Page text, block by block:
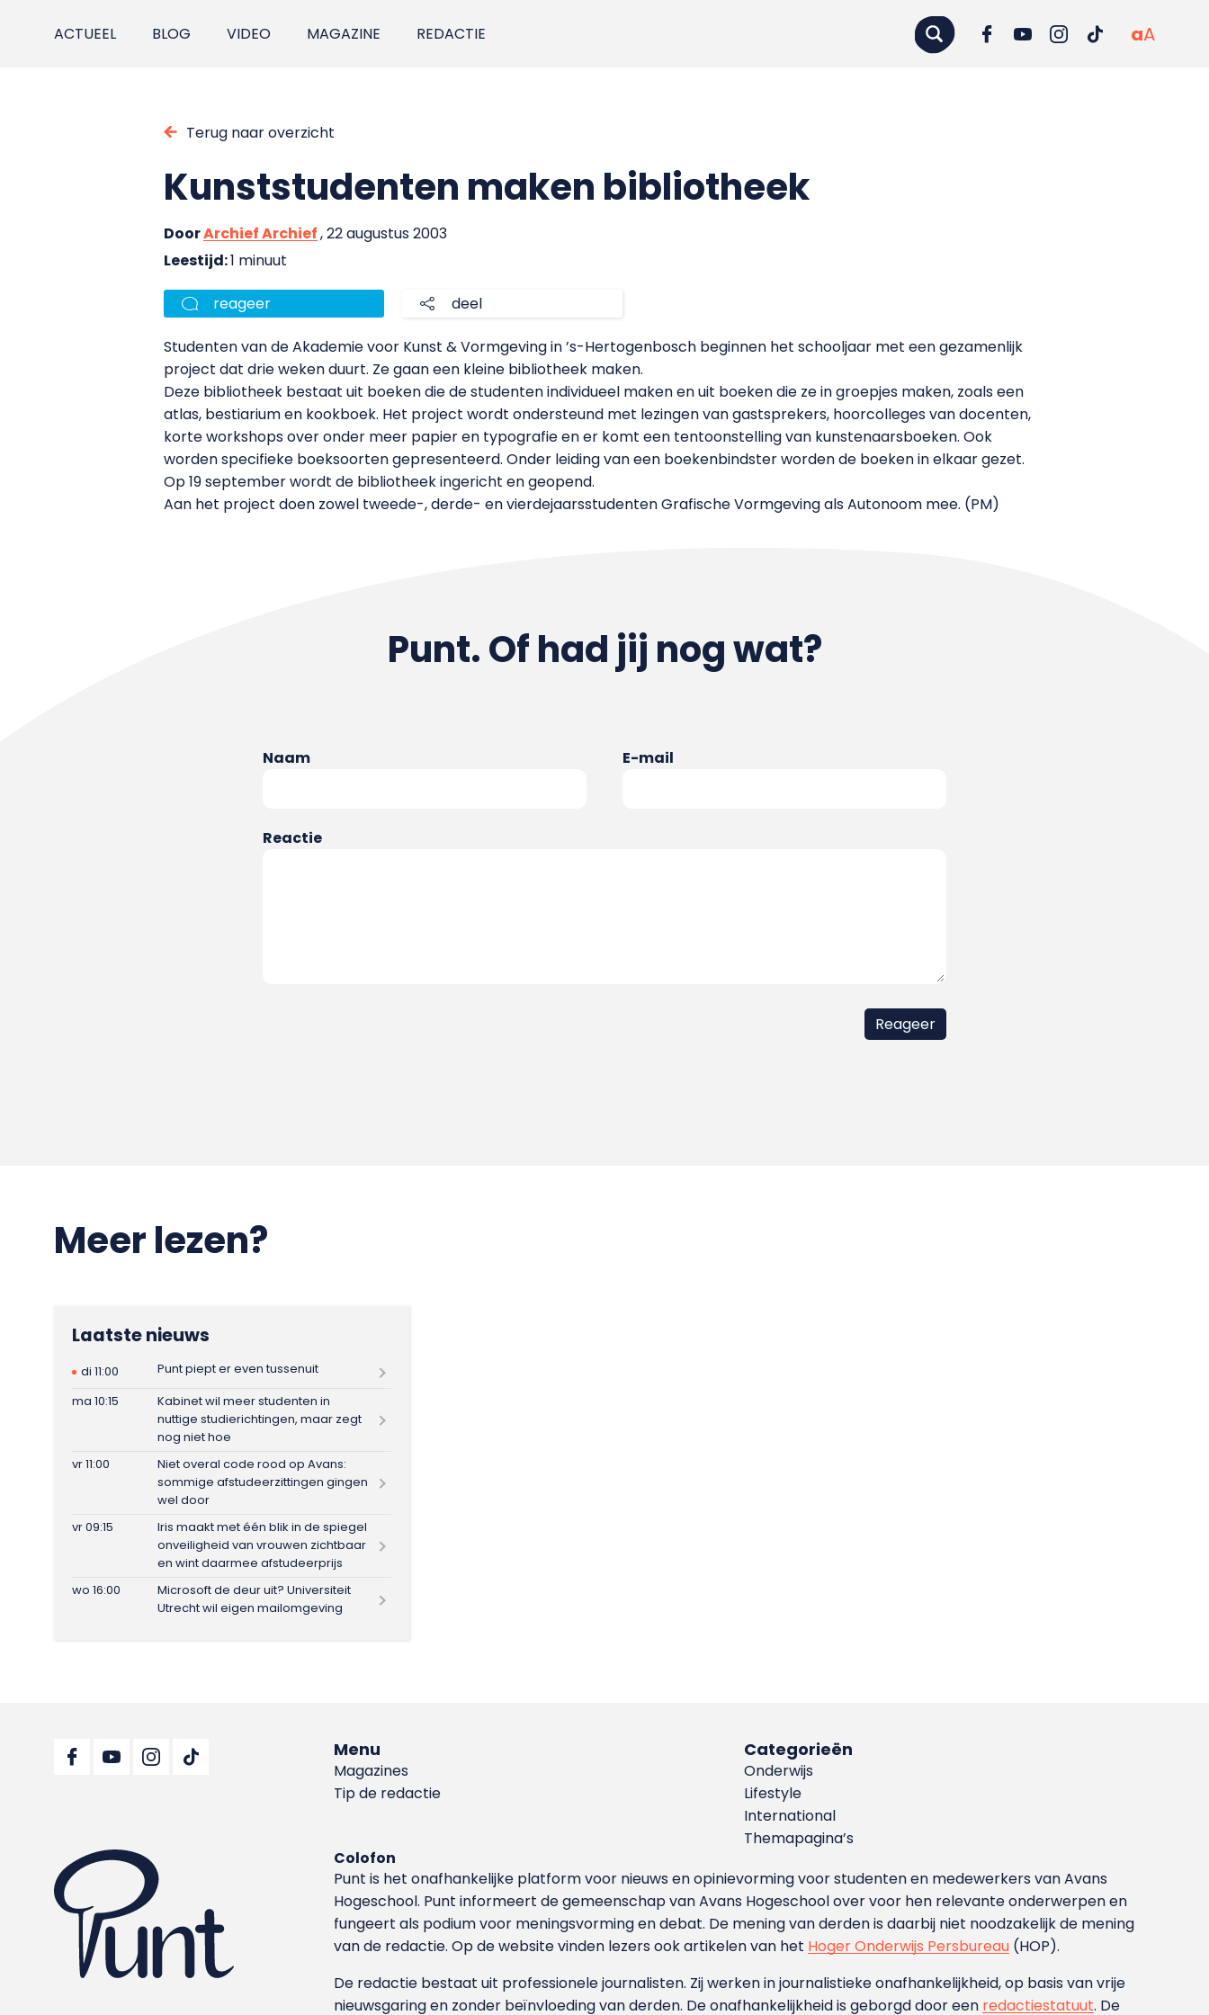
ACTUEEL BLOG VIDEO MAGAZINE REDACTIE aA
Terug naar overzicht
Kunststudenten maken bibliotheek
DoorArchief Archief, 22 augustus 2003
Leestijd:1 minuut
reageer deel
Studenten van de Akademie voor Kunst & Vormgeving in ’s-Hertogenbosch beginnen het schooljaar met een gezamenlijk
project dat drie weken duurt. Ze gaan een kleine bibliotheek maken.
Deze bibliotheek bestaat uit boeken die de studenten individueel maken en uit boeken die ze in groepjes maken, zoals een
atlas, bestiarium en kookboek. Het project wordt ondersteund met lezingen van gastsprekers, hoorcolleges van docenten,
korte workshops over onder meer papier en typografie en er komt een tentoonstelling van kunstenaarsboeken. Ook
worden specifieke boeksoorten gepresenteerd. Onder leiding van een boekenbindster worden de boeken in elkaar gezet.
Op 19 september wordt de bibliotheek ingericht en geopend.
Aan het project doen zowel tweede-, derde- en vierdejaarsstudenten Grafische Vormgeving als Autonoom mee. (PM)
Punt. Of had jij nog wat?
Naam E-mail
Reactie
Meer lezen?
Laatste nieuws
di 11:00
Punt piept er even tussenuit
ma 10:15
Kabinet wil meer studenten in
nuttige studierichtingen, maar zegt
nog niet hoe
vr 11:00
Niet overal code rood op Avans:
sommige afstudeerzittingen gingen
wel door
vr 09:15
Iris maakt met één blik in de spiegel
onveiligheid van vrouwen zichtbaar
en wint daarmee afstudeerprijs
wo 16:00
Microsoft de deur uit? Universiteit
Utrecht wil eigen mailomgeving
Menu
Magazines
Tip de redactie
Categorieën
Onderwijs
Lifestyle
International
Themapagina’s
Colofon
Punt is het onafhankelijke platform voor nieuws en opinievorming voor studenten en medewerkers van Avans
Hoge­school. Punt informeert de gemeenschap van Avans Hogeschool over voor hen relevante onderwerpen en
fungeert als podium voor meningsvorming en debat. De mening van derden is daarbij niet noodzakelijk de mening
van de redactie. Op de website vinden lezers ook artikelen van het Hoger Onderwijs Persbureau (HOP).
De redactie bestaat uit professionele journalisten. Zij werken in journalistieke onafhankelijkheid, op basis van vrije
nieuwsgaring en zonder beïnvloeding van derden. De onafhankelijkheid is geborgd door een redactiestatuut. De